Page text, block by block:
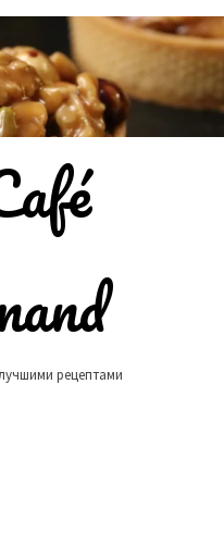
рецептами